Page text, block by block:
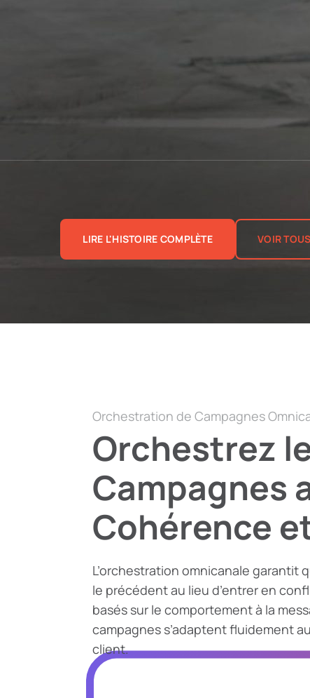
LIRE L'HISTOIRE COMPLÈTE VOIR
Orchestration de Campagnes
Orchestrez
Campagnes
Cohérence
L’orchestration omnicanale garantit
le précédent au lieu d’entrer en
basés sur le comportement à la
campagnes s’adaptent fluidement
client.